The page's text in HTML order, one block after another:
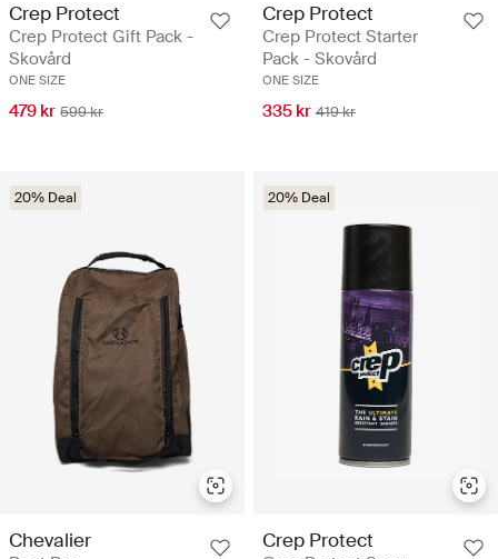
Crep Protect
Crep Protect Gift Pack -
Skovård
ONE SIZE
479 kr 599 kr
Crep Protect
Crep Protect Starter
Pack - Skovård
ONE SIZE
335 kr 419 kr
20% Deal
Chevalier
20% Deal
Crep Protect